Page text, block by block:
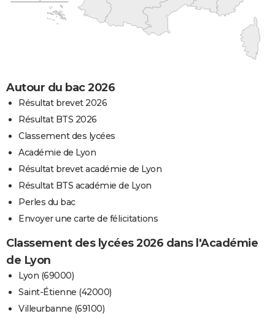
Autour du bac 2026
Résultat brevet 2026
Résultat BTS 2026
Classement des lycées
Académie de Lyon
Résultat brevet académie de Lyon
Résultat BTS académie de Lyon
Perles du bac
Envoyer une carte de félicitations
Classement des lycées 2026 dans l'Académie
de Lyon
Lyon (69000)
Saint-Étienne (42000)
Villeurbanne (69100)